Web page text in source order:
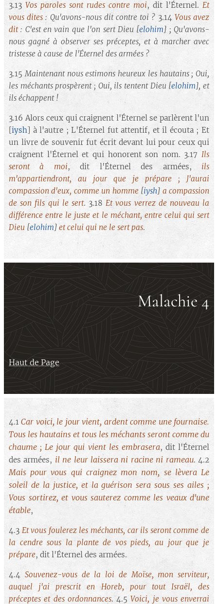
3.13 Vos paroles sont rudes contre moi, dit l'Éternel. Et
vous dites : Qu'avons-nous dit contre toi ?3.14Vous avez
dit: C'est en vain que l'on sert Dieu [elohim] ; Qu'avons-
nous gagné à observer ses préceptes, et à marcher avec
tristesse à cause de l'Éternel des armées ?
3.15Maintenant nous estimons heureux les hautains ; Oui,
les méchants prospèrent ; Oui, ils tentent Dieu[elohim], et
ils échappent !
3.16 Alors ceux qui craignent l'Éternel se parlèrent l'un
[iysh] à l'autre ; L'Éternel fut attentif, et il écouta ; Et
un livre de souvenir fut écrit devant lui pour ceux qui
craignent l'Éternel et qui honorent son nom. 3.17 Ils
seront à moi, dit l'Éternel des armées,ils
m'appartiendront, au jour que je prépare ; J'aurai
compassion d'eux, comme un homme [iysh] a compassion
de son fils qui le sert. 3.18Et vous verrez de nouveau la
différence entre le juste et le méchant, entre celui qui sert
Dieu [elohim] et celui qui ne le sert pas.
Malachie 4
Haut de Page
4.1Car voici, le jour vient, ardent comme une fournaise.
Tous les hautains et tous les méchants seront comme du
chaume ; Le jour qui vient les embrasera, dit l'Éternel
des armées, il ne leur laissera ni racine ni rameau. 4.2
Mais pour vous qui craignez mon nom, se lèvera Le
soleil de la justice, et la guérison sera sous ses ailes ;
Vous sortirez, et vous sauterez comme les veaux d'une
étable,
4.3 Et vous foulerez les méchants, car ils seront comme de
la cendre sous la plante de vos pieds, au jour que je
prépare, dit l'Éternel des armées.
4.4 Souvenez-vous de la loi de Moïse, mon serviteur,
auquel j'ai prescrit en Horeb, pour tout Israël, des
préceptes et des ordonnances. 4.5Voici, je vous enverrai